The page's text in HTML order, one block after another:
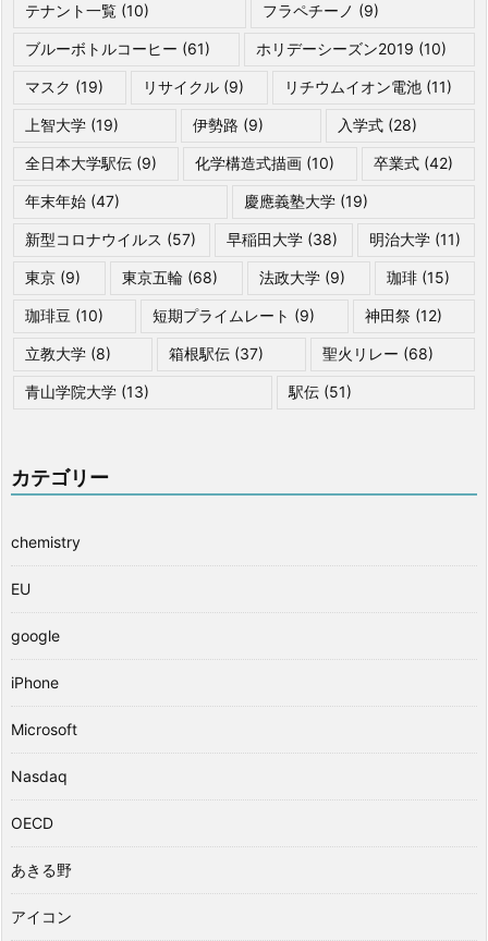
テナント一覧 (10) フラペチーノ (9)
ブルーボトルコーヒー (61) ホリデーシーズン2019 (10)
マスク (19) リサイクル (9) リチウムイオン電池(11)
上智大学 (19) 伊勢路 (9) 入学式 (28)
全日本大学駅伝 (9) 化学構造式描画 (10) 卒業式(42)
年末年始 (47) 慶應義塾大学(19)
新型コロナウイルス (57) 早稲田大学 (38) 明治大学(11)
東京 (9) 東京五輪 (68) 法政大学 (9) 珈琲 (15)
珈琲豆 (10) 短期プライムレート (9) 神田祭(12)
立教大学 (8) 箱根駅伝 (37) 聖火リレー (68)
青山学院大学 (13) 駅伝 (51)
カテゴリー
chemistry
EU
google
iPhone
Microsoft
Nasdaq
OECD
あきる野
アイコン